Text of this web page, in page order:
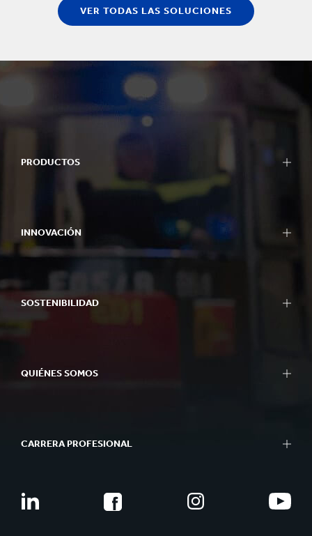
VER TODAS LAS SOLUCIONES
PRODUCTOS
INNOVACIÓN
SOSTENIBILIDAD
QUIÉNES SOMOS
CARRERA PROFESIONAL